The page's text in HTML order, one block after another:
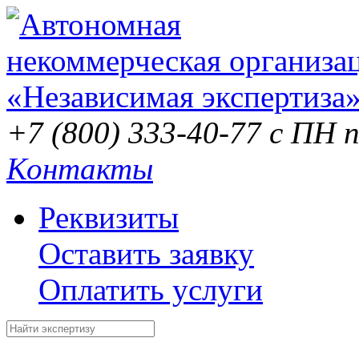
+7 (800) 333-40-77 с ПН
Контакты
Реквизиты
Оставить заявку
Оплатить услуги